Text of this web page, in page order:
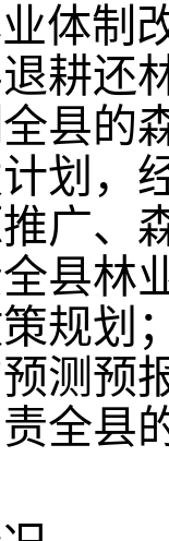
体制
耕还
县的
划，
广、
县林
规划
测预
全县